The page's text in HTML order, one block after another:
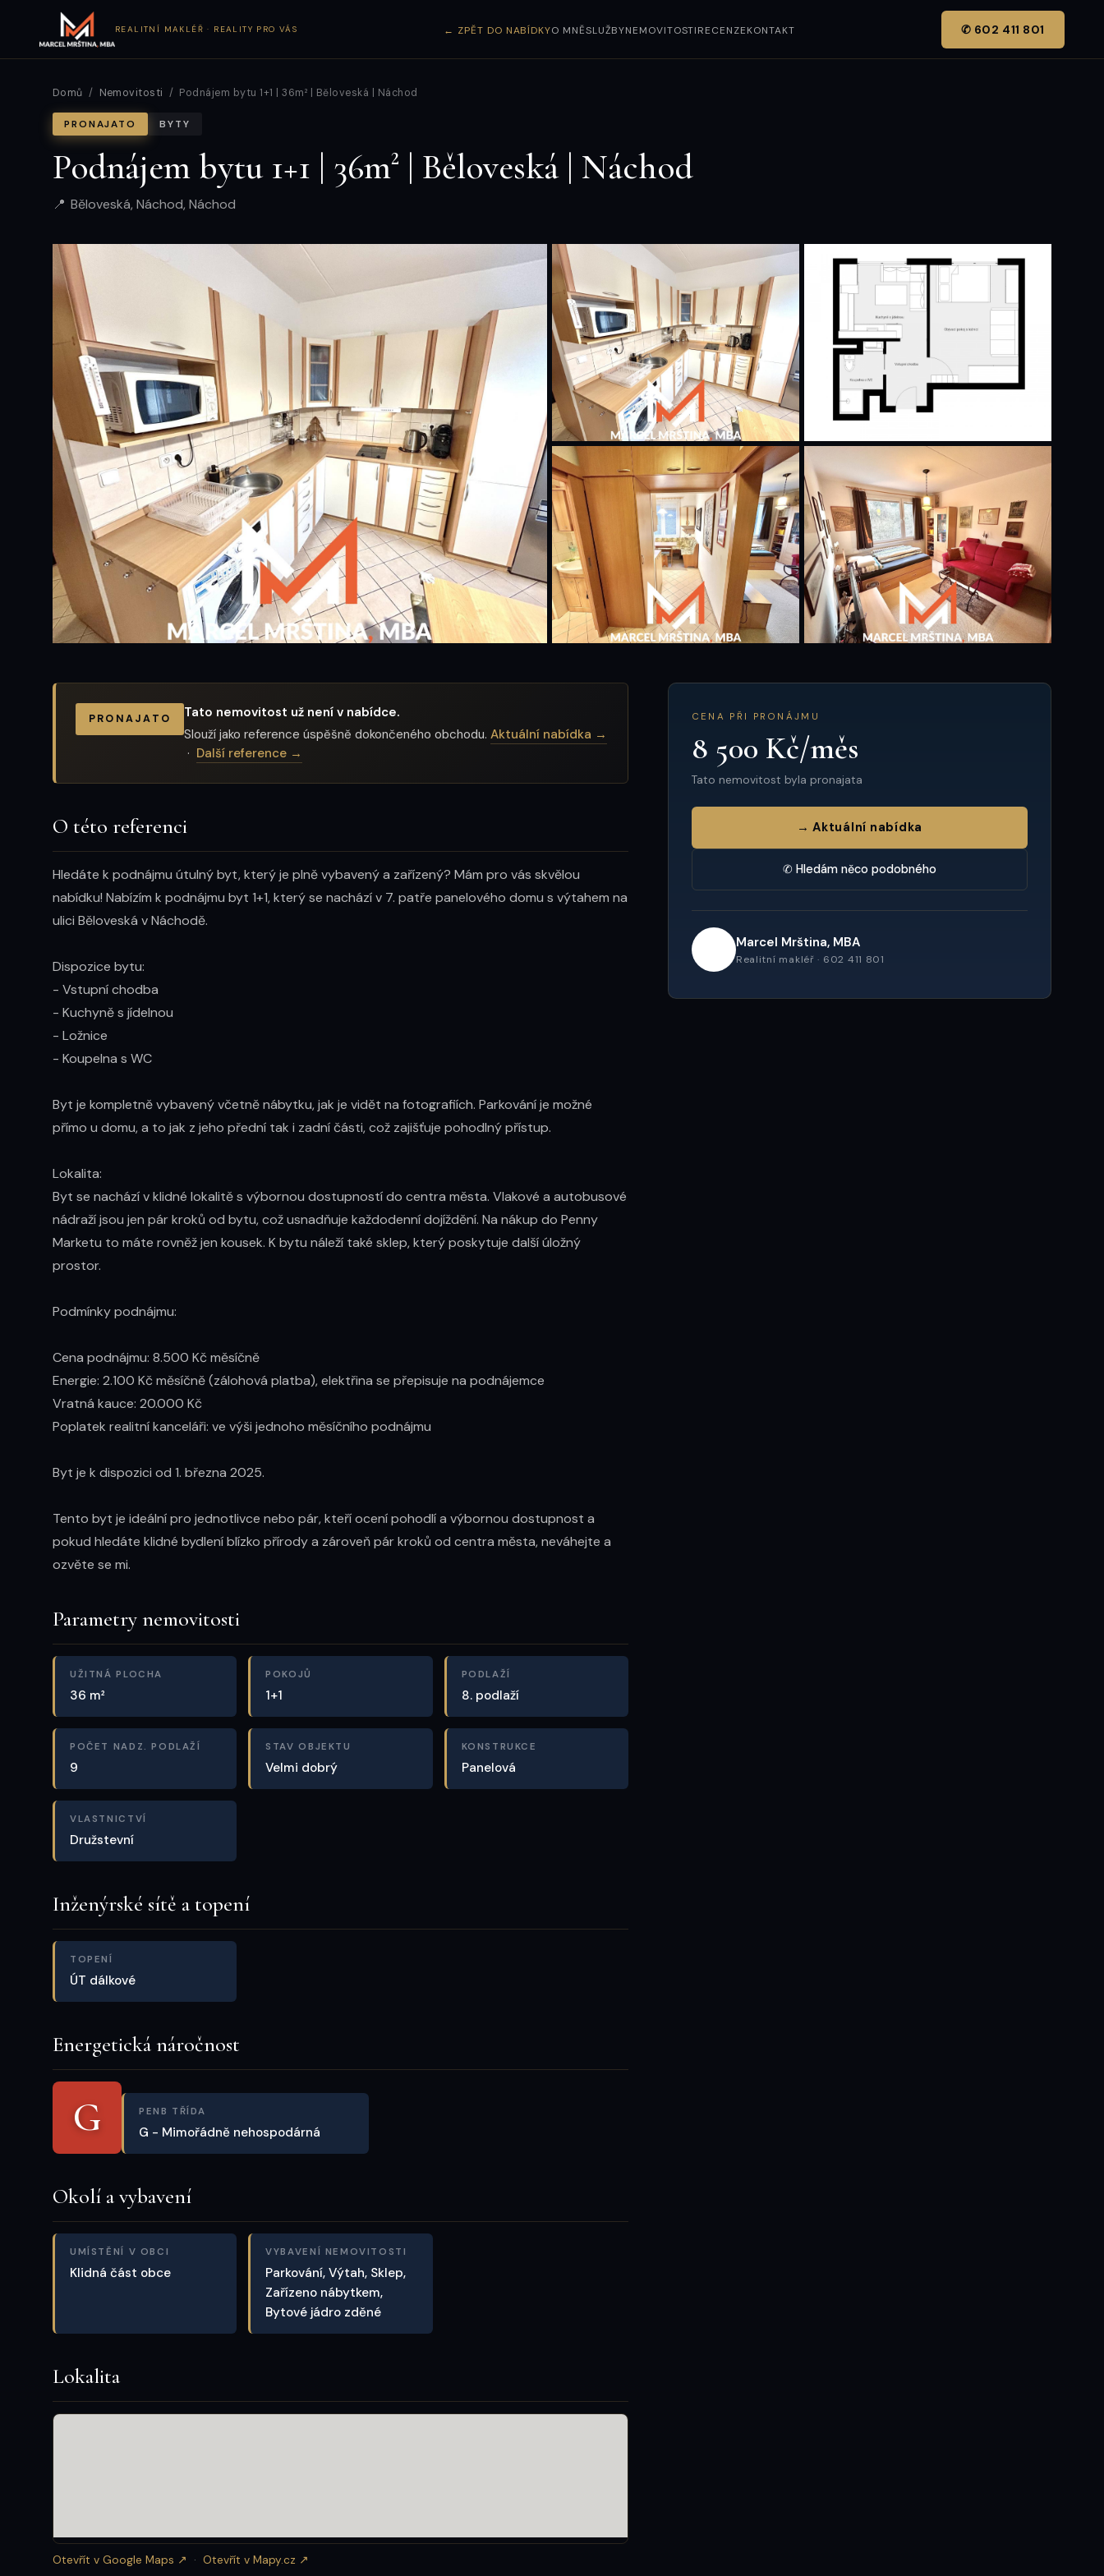
REALITNÍ MAKLÉŘ · REALITY PRO VÁS ← ZPĚT DO NABÍDKYO MNĚSLUŽBYNEMOVITOSTIRECENZEKONTAKT ✆ 602 411 801
Domů / Nemovitosti / Podnájem bytu 1+1 | 36m² | Běloveská | Náchod
PRONAJATO BYTY
Podnájem bytu 1+1 | 36m² | Běloveská | Náchod
Běloveská, Náchod, Náchod
PRONAJATO
Tato nemovitost už není v nabídce.
Slouží jako reference úspěšně dokončeného obchodu.Aktuální nabídka →
· Další reference →
O této referenci
Hledáte k podnájmu útulný byt, který je plně vybavený a zařízený? Mám pro vás skvělou
nabídku! Nabízím k podnájmu byt 1+1, který se nachází v 7. patře panelového domu s výtahem na
ulici Běloveská v Náchodě.
Dispozice bytu:
- Vstupní chodba
- Kuchyně s jídelnou
- Ložnice
- Koupelna s WC
Byt je kompletně vybavený včetně nábytku, jak je vidět na fotografiích. Parkování je možné
přímo u domu, a to jak z jeho přední tak i zadní části, což zajišťuje pohodlný přístup.
Lokalita:
Byt se nachází v klidné lokalitě s výbornou dostupností do centra města. Vlakové a autobusové
nádraží jsou jen pár kroků od bytu, což usnadňuje každodenní dojíždění. Na nákup do Penny
Marketu to máte rovněž jen kousek. K bytu náleží také sklep, který poskytuje další úložný
prostor.
Podmínky podnájmu:
Cena podnájmu: 8.500 Kč měsíčně
Energie: 2.100 Kč měsíčně (zálohová platba), elektřina se přepisuje na podnájemce
Vratná kauce: 20.000 Kč
Poplatek realitní kanceláři: ve výši jednoho měsíčního podnájmu
Byt je k dispozici od 1. března 2025.
Tento byt je ideální pro jednotlivce nebo pár, kteří ocení pohodlí a výbornou dostupnost a
pokud hledáte klidné bydlení blízko přírody a zároveň pár kroků od centra města, neváhejte a
ozvěte se mi.
Parametry nemovitosti
UŽITNÁ PLOCHA
36 m²
POKOJŮ
1+1
PODLAŽÍ
8. podlaží
POČET NADZ. PODLAŽÍ
9
STAV OBJEKTU
Velmi dobrý
KONSTRUKCE
Panelová
VLASTNICTVÍ
Družstevní
Inženýrské sítě a topení
TOPENÍ
ÚT dálkové
Energetická náročnost
G PENB TŘÍDA
G - Mimořádně nehospodárná
Okolí a vybavení
UMÍSTĚNÍ V OBCI
Klidná část obce
VYBAVENÍ NEMOVITOSTI
Parkování, Výtah, Sklep,
Zařízeno nábytkem,
Bytové jádro zděné
Lokalita
Otevřít v Google Maps ↗ · Otevřít v Mapy.cz ↗
CENA PŘI PRONÁJMU
8 500 Kč/měs
Tato nemovitost byla pronajata
→ Aktuální nabídka
✆ Hledám něco podobného
Marcel Mrština, MBA
Realitní makléř · 602 411 801